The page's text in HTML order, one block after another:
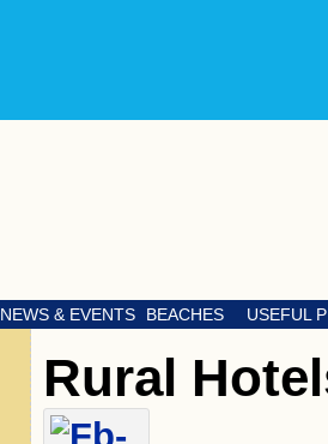
NEWS & EVENTS BEACHES USEFUL
Rural